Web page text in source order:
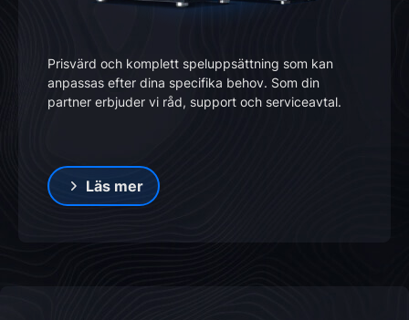
Prisvärd och komplett speluppsättning som kan
anpassas efter dina specifika behov. Som din
partner erbjuder vi råd, support och serviceavtal.
Läs mer